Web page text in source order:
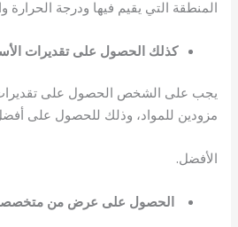
المنطقة التي يقيم فيها ودرجة الحرارة
كذلك الحصول على تقديرات
يجب على الشخص الحصول على
مزودين للمواد، وذلك للحصول على
الأفضل.
الحصول على عرض من